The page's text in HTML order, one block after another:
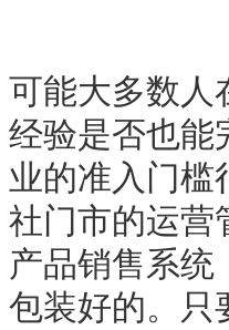
可能大多数人
经验是否也能
业的准入门槛
社门市的运营
产品销售系统
包装好的。只